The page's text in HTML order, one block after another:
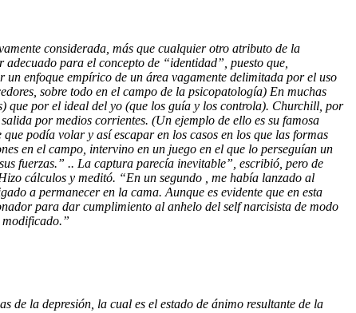
considerada, más que cualquier otro atributo de la
para el concepto de “identidad”, puesto que,
enfoque empírico de un área vagamente delimitada por el uso
sobre todo en el campo de la psicopatología) En muchas
que por el ideal del yo (que los guía y los controla). Churchill, por
por medios corrientes. (Un ejemplo de ello es su famosa
podía volar y así escapar en los casos en los que las formas
en el campo, intervino en un juego en el que lo perseguían un
fuerzas.” .. La captura parecía inevitable”, escribió, pero de
cálculos y meditó. “En un segundo , me había lanzado al
a permanecer en la cama. Aunque es evidente que en esta
para dar cumplimiento al anhelo del self narcisista de modo
de la depresión, la cual es el estado de ánimo resultante de la